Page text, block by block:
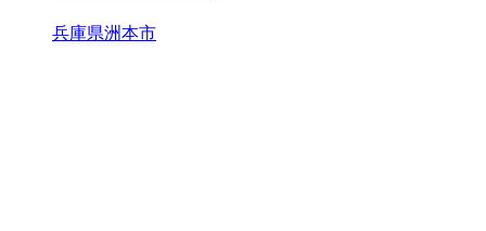
兵庫県洲本市